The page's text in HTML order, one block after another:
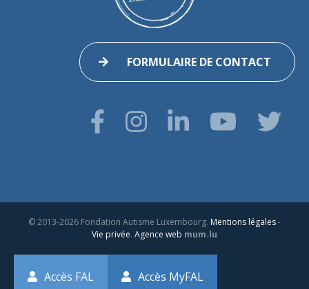
FORMULAIRE DE CONTACT
© 2013-2026 Fondation Autisme Luxembourg. Mentions légales-
Vie privée. Agence web mum.lu
Accès FAL Accès MyFAL